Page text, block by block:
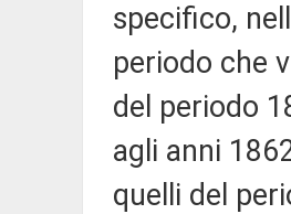
specifico,
periodo che
del periodo
agli anni
quelli del